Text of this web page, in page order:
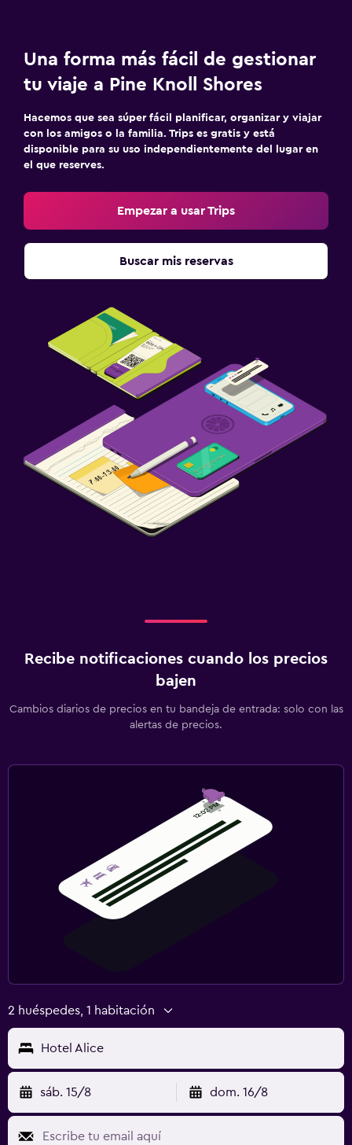
Una forma más fácil de gestionar
tu viaje a Pine Knoll Shores
Hacemos que sea súper fácil planificar, organizar y viajar
con los amigos o la familia. Trips es gratis y está
disponible para su uso independientemente del lugar en
el que reserves.
Empezar a usar Trips
Buscar mis reservas
Recibe notificaciones cuando los precios
bajen
Cambios diarios de precios en tu bandeja de entrada: solo con las
alertas de precios.
2 huéspedes, 1 habitación
Hotel Alice
sáb. 15/8 dom. 16/8